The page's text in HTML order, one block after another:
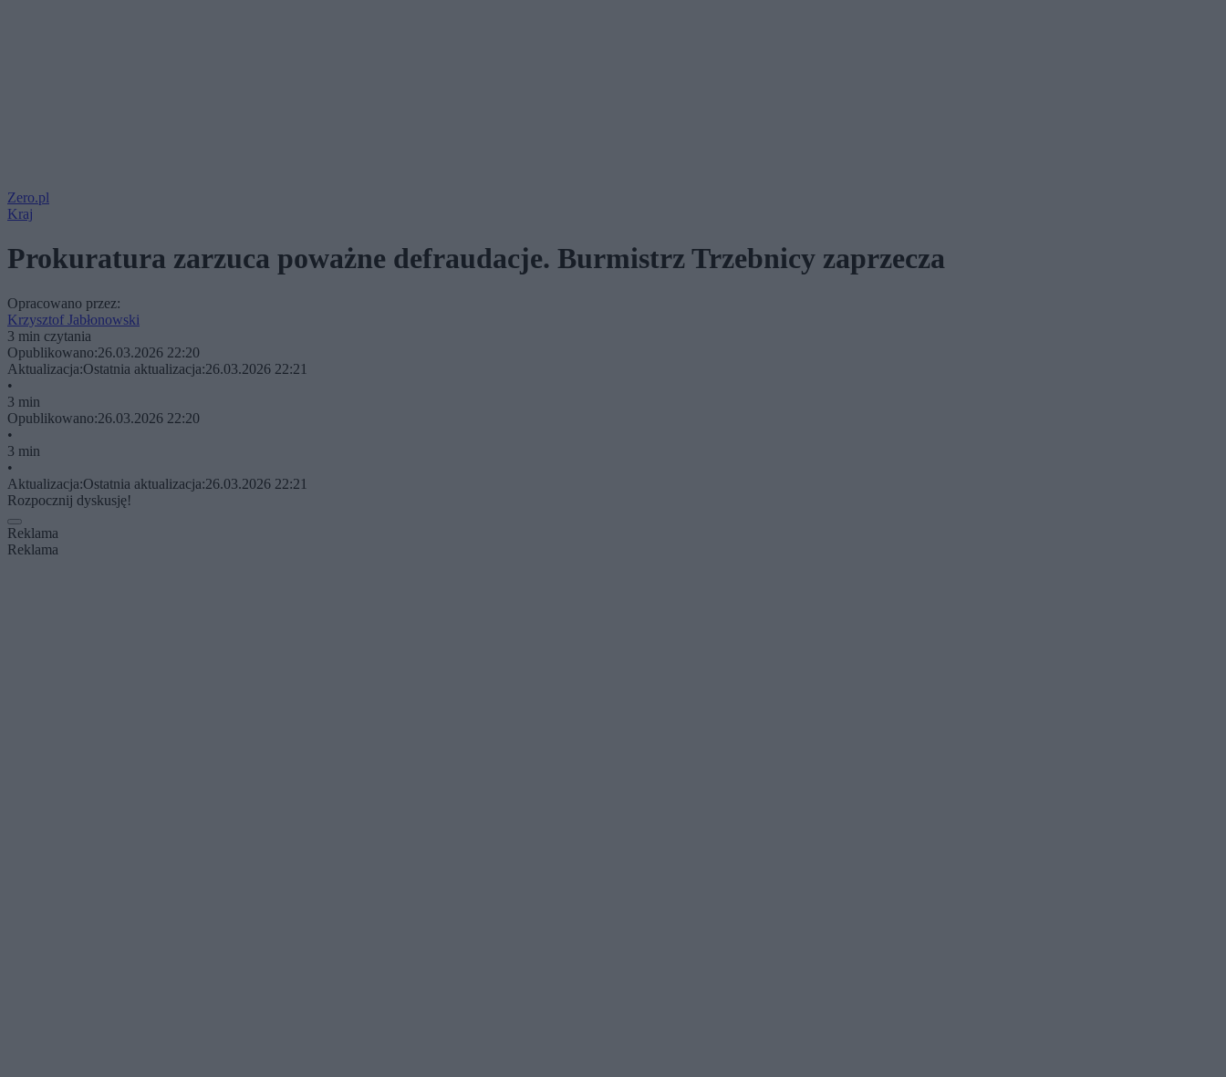
Zero.pl
Kraj
Prokuratura zarzuca poważne defraudacje. Burmistrz Trzebnicy zaprzecza
Opracowano przez:
Krzysztof Jabłonowski
3 min czytania
Opublikowano:26.03.2026 22:20
Aktualizacja:Ostatnia aktualizacja:26.03.2026 22:21
•
3 min
Opublikowano:26.03.2026 22:20
•
3 min
•
Aktualizacja:Ostatnia aktualizacja:26.03.2026 22:21
Rozpocznij dyskusję!
Reklama
Reklama